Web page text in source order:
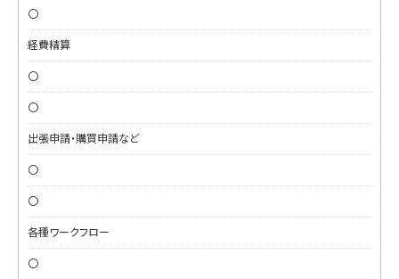
〇
経費精算
〇
〇
出張申請・購買申請など
〇
〇
各種ワークフロー
〇